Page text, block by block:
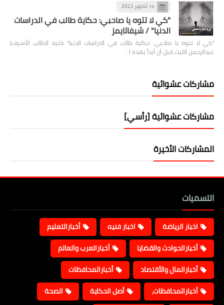
14 أكتوبر 2022
"كي لا تتوه يا صاحبي: حكاية طالب في الدراسات
الدنيا" / شيفاتايمز
"كي لا تتوه يا صاحبي: حكاية طالب في الدراسات الدنيا" كتبه الطالب الأسيف|
عبدالرحمن الليث قبل أن أبدأ بهذه ا…
مشاركات عشوائية
مشاركات عشوائية [رأسي]
المشاركات الأخيرة
التسميات
اخبار الرياضة اخبار فنيه
أخبارالتعليم
أخبارالحوادث والقضايا
أخبارالعرب والعالم
أخبارالمال والأقتصاد
أخبارالمحافظات
أخبارالمحافظات،
أصل الحكاية
الصحة